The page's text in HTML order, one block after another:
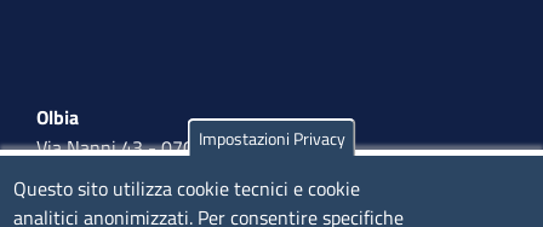
Olbia
Via Nanni 43 - 07026 Olbia
Tel. 0789 66122 | 0789 69580
mail: ufficio.olbia@ss.camcom.it
Impostazioni Privacy
Questo sito utilizza cookie tecnici e cookie
analitici anonimizzati. Per consentire specifiche